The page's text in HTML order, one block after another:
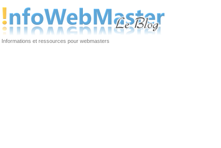
Informations et ressources pour webmasters